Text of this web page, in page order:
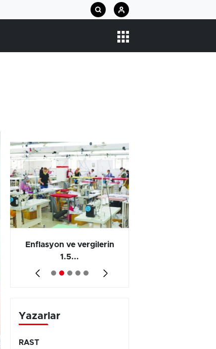
Enflasyon ve vergilerin
1.5...
Yazarlar
RAST